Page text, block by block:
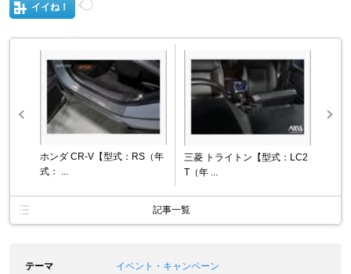
イイね！
ホンダ CR-V【型式：RS（年
式： ...
三菱 トライトン【型式：LC2
T（年 ...
記事一覧
テーマ
イベント・キャンペーン